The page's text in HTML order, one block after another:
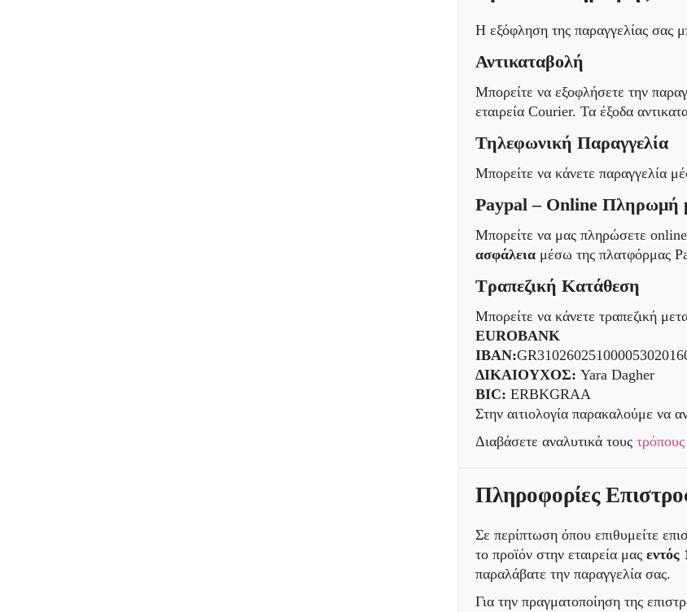
Η εξόφληση της παραγγελίας σας
Αντικαταβολή
Μπορείτε να εξοφλήσετε την
εταιρεία Courier. Τα έξοδα
Τηλεφωνική Παραγγελία
Μπορείτε να κάνετε παραγγελία
Paypal – Online Πληρωμή
Μπορείτε να μας πληρώσετε
ασφάλειαμέσω της πλατφόρμας
Τραπεζική Κατάθεση
Μπορείτε να κάνετε τραπεζική
EUROBANK
IBAN:
ΔΙΚΑΙΟΥΧΟΣ: Yara Dagher
BIC: ERBKGRAA
Στην αιτιολογία παρακαλούμε να
Διαβάσετε αναλυτικά τους
Πληροφορίες
Σε περίπτωση όπου επιθυμείτε
το προϊόν στην εταιρεία μας εντός
παραλάβατε την παραγγελία σας.
Για την πραγματοποίηση της